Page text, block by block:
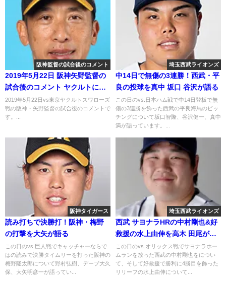
阪神監督の試合後のコメント
2019年5月22日 阪神矢野監督の
試合後のコメント ヤクルトに連
勝
2019年5月22日vs東京ヤクルトスワローズ
戦の阪神・矢野監督の試合後のコメントで
す。...
埼玉西武ライオンズ
中14日で無傷の3連勝！西武・平
良の投球を真中 坂口 谷沢が語る
この日のvs.日本ハム戦で中14日登板で無
傷の3連勝を飾った西武の平良海馬のピッ
チングについて坂口智隆、谷沢健一、真中
満が語っています。...
阪神タイガース
読み打ちで決勝打！阪神・梅野
の打撃を大矢が語る
この日のvs.巨人戦でキャッチャーならで
はの読みで決勝タイムリーを打った阪神の
梅野隆太郎について野村弘樹、デーブ大久
保、大矢明彦一が語ってい...
埼玉西武ライオンズ
西武 サヨナラHRの中村剛也&好
救援の水上由伸を高木 田尾が語
る
この日のvs.オリックス戦でサヨナラホー
ムランを放った西武の中村剛也をについ
て、そして好救援で勝利に4勝目を飾った
リリーフの水上由伸について...